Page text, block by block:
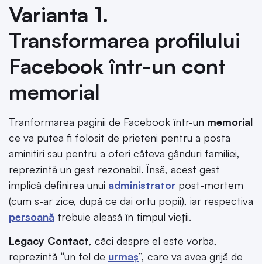
Varianta 1.
Transformarea profilului
Facebook într-un cont
memorial
Tranformarea paginii de Facebook într-un memorial
ce va putea fi folosit de prieteni pentru a posta
aminitiri sau pentru a oferi câteva gânduri familiei,
reprezintă un gest rezonabil. Însă, acest gest
implică definirea unui administrator post-mortem
(cum s-ar zice, după ce dai ortu popii), iar respectiva
persoană trebuie aleasă în timpul vieții.
Legacy Contact, căci despre el este vorba,
reprezintă “un fel de urmaș”, care va avea grijă de